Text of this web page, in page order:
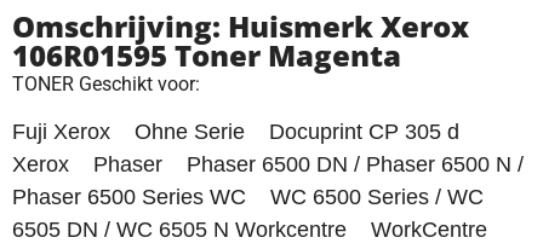
Omschrijving: Huismerk Xerox
106R01595 Toner Magenta
TONER Geschikt voor:
Fuji Xerox Ohne Serie Docuprint CP 305 d
Xerox Phaser Phaser 6500 DN / Phaser 6500 N /
Phaser 6500 Series WC WC 6500 Series / WC
6505 DN / WC 6505 N Workcentre WorkCentre